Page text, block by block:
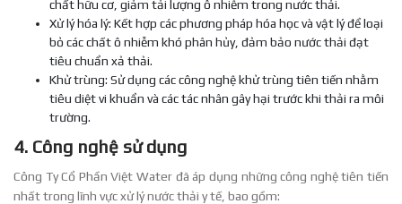
chất hữu cơ, giảm tải lượng ô nhiễm trong nước thải.
Xử lý hóa lý: Kết hợp các phương pháp hóa học và vật lý để loại
bỏ các chất ô nhiễm khó phân hủy, đảm bảo nước thải đạt
tiêu chuẩn xả thải.
Khử trùng: Sử dụng các công nghệ khử trùng tiên tiến nhằm
tiêu diệt vi khuẩn và các tác nhân gây hại trước khi thải ra môi
trường.
4. Công nghệ sử dụng
Công Ty Cổ Phần Việt Water đã áp dụng những công nghệ tiên tiến
nhất trong lĩnh vực xử lý nước thải y tế, bao gồm: